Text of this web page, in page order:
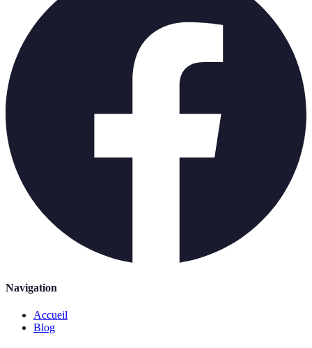
Navigation
Accueil
Blog